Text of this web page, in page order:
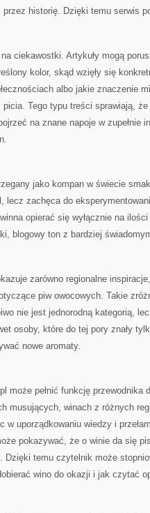
historię. Dzięki temu serwis
ciekawostki. Artykuły mogą
kolor, skąd wzięły się
albo jakie znaczenie
picia. Tego typu treści sprawiają,
na znane napoje w zupełnie
jako kompan w świecie
lecz zachęca do
opierać się wyłącznie na
blogowy ton z bardziej
zarówno regionalne
piw owocowych. Takie
nie jest jednorodną kategorią,
osoby, które do tej pory znały
nowe aromaty.
może pełnić funkcję przewodnika
musujących, winach z różnych
w uporządkowaniu wiedzy i
pokazywać, że o winie da się
Dzięki temu czytelnik może
wino do okazji i jak czytać